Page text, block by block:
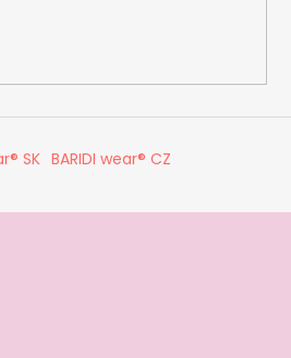
SK BARIDI wear® CZ